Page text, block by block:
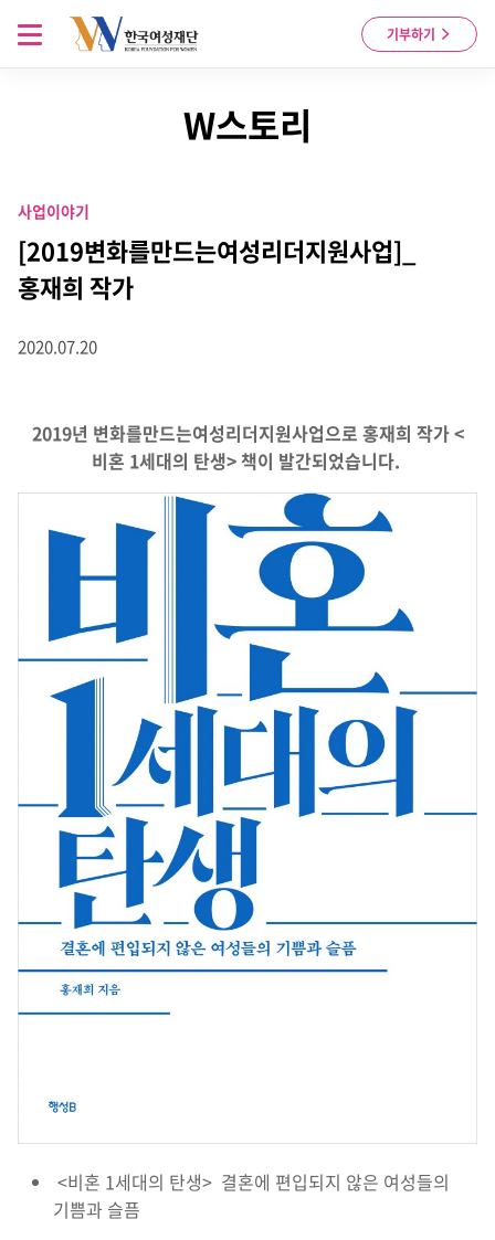
Skip to content
기부하기
메뉴 열기
W스토리
사업이야기
[2019변화를만드는여성리더지원사업]_
홍재희 작가
2020.07.20
2019년 변화를만드는여성리더지원사업으로 홍재희 작가 <
비혼 1세대의 탄생> 책이 발간되었습니다.
<비혼 1세대의 탄생> 결혼에 편입되지 않은 여성들의
기쁨과 슬픔